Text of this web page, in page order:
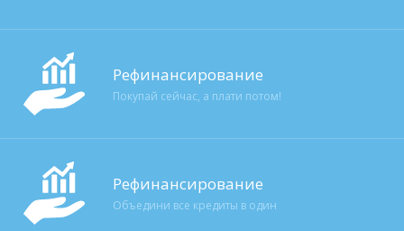
Рефинансирование
Покупай сейчас, а плати потом!
Рефинансирование
Объедини все кредиты в один